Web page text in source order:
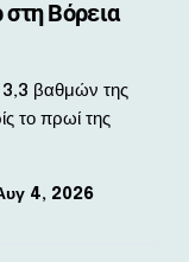
στη Βόρεια
το πρωί της
4, 2026